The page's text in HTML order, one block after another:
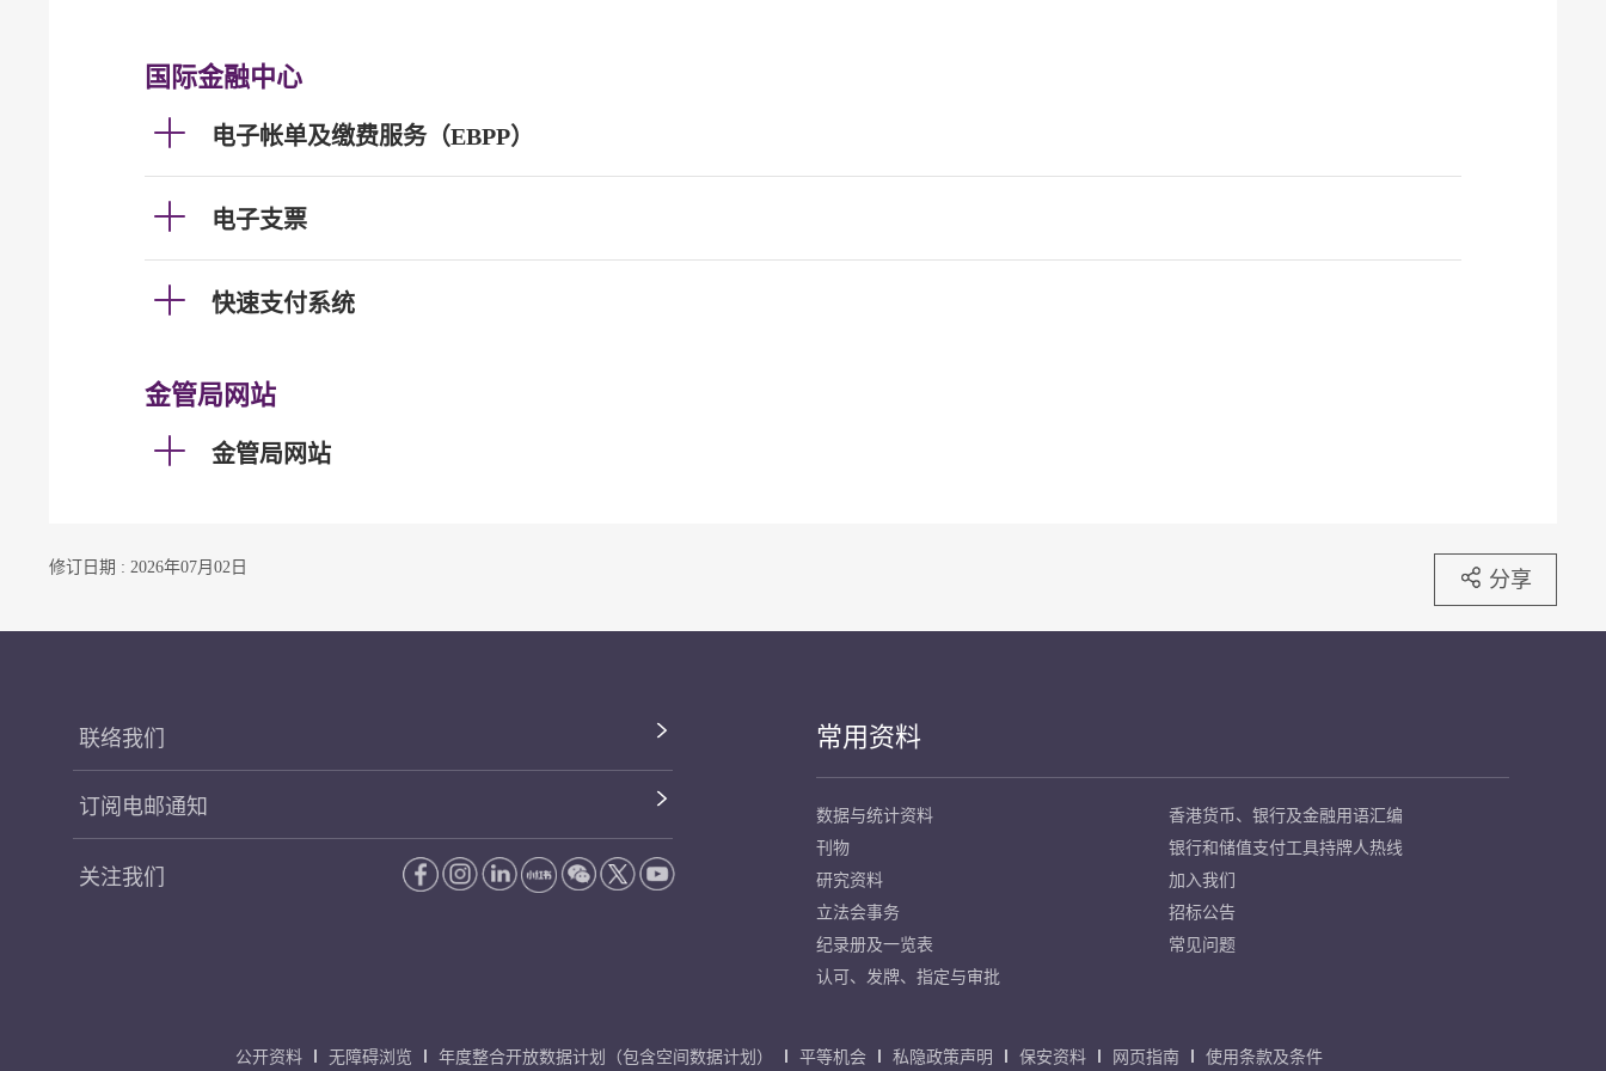
国际金融中心
电子帐单及缴费服务（EBPP）
电子支票
快速支付系统
金管局网站
金管局网站
修订日期 : 2026年07月02日 分享
联络我们
订阅电邮通知
关注我们
常用资料
数据与统计资料
刊物
研究资料
立法会事务
纪录册及一览表
认可、发牌、指定与审批
香港货币、银行及金融用语汇编
银行和储值支付工具持牌人热线
加入我们
招标公告
常见问题
公开资料 无障碍浏览 年度整合开放数据计划（包含空间数据计划） 平等机会 私隐政策声明 保安资料 网页指南 使用条款及条件